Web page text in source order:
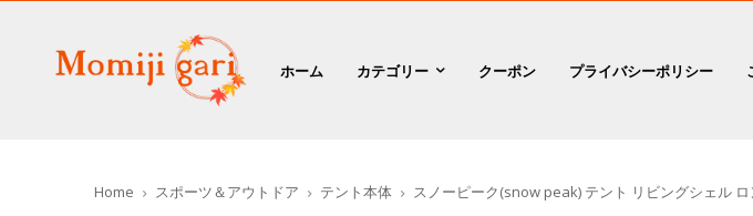
ホーム カテゴリー クーポン プライバシーポリシー
Home スポーツ＆アウトドア テント本体 スノーピーク(snow peak) テント リビングシェル